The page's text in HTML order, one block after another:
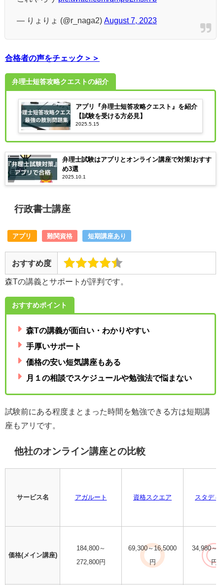
— りょりょ (@r_naga2) August 7, 2023
合格者の声をチェック＞＞
弁理士短答攻略クエストの紹介
アプリ『弁理士短答攻略クエスト』を紹介
【試験を受ける方必見】
2025.5.15
弁理士試験はアプリとオンライン講座で対策!おすす
め3選
2025.10.1
行政書士講座
アプリ 難関資格 短期講座あり
おすすめ度
森Tの講義とサポートが評判です。
おすすめポイント
森Tの講義が面白い・わかりやすい
手厚いサポート
価格の安い短気講座もある
月１の相談でスケジュールや勉強法で悩まない
試験前にある程度まとまった時間を勉強できる方は短期講
座もアリです。
他社のオンライン講座との比較
サービス名 アガルート 資格スクエア スタデ
価格(メイン講座)
184,800～
272,800円
69,300～16,5000
円
34,980～
円